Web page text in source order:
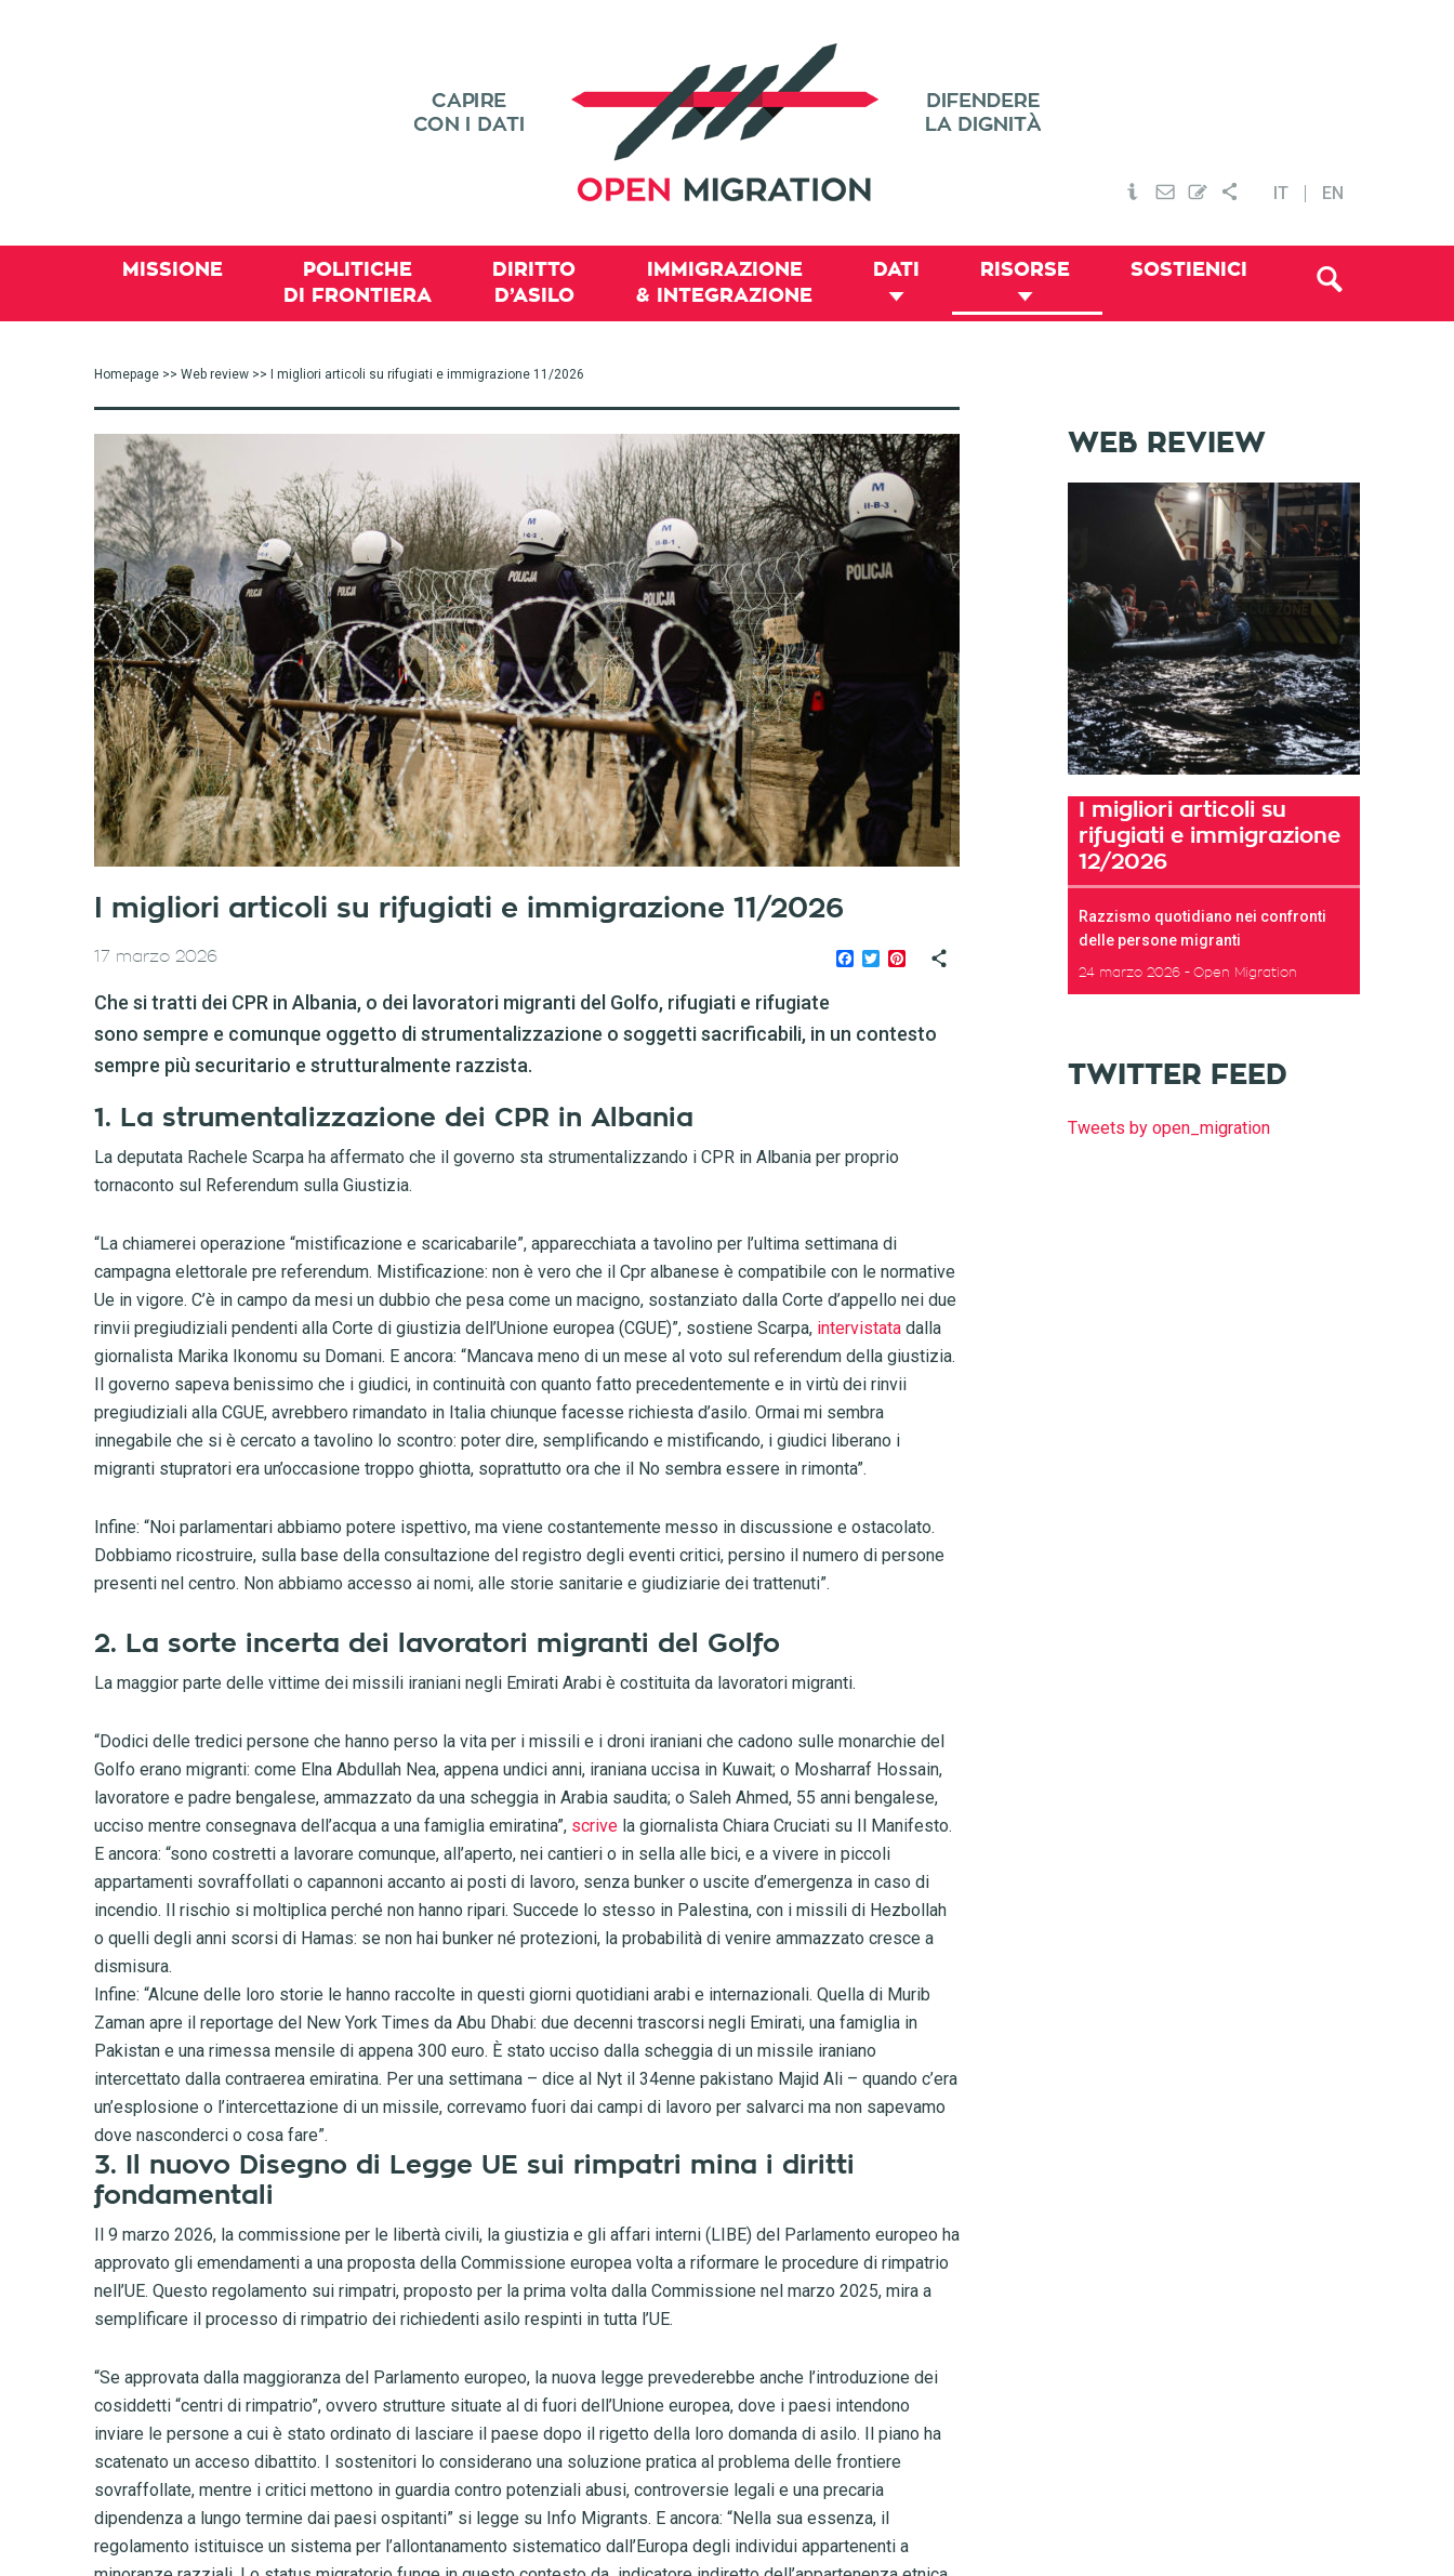
IT EN
MISSIONE
POLITICHE
DI FRONTIERA
DIRITTO
D’ASILO
IMMIGRAZIONE
& INTEGRAZIONE
DATI RISORSE SOSTIENICI
Homepage >> Web review >> I migliori articoli su rifugiati e immigrazione 11/2026
I migliori articoli su rifugiati e immigrazione 11/2026
Facebook
TwitterPinterest
17 marzo 2026
Che si tratti dei CPR in Albania, o dei lavoratori migranti del Golfo, rifugiati e rifugiate
sono sempre e comunque oggetto di strumentalizzazione o soggetti sacrificabili, in un contesto
sempre più securitario e strutturalmente razzista.
1. La strumentalizzazione dei CPR in Albania
La deputata Rachele Scarpa ha affermato che il governo sta strumentalizzando i CPR in Albania per proprio
tornaconto sul Referendum sulla Giustizia.
“La chiamerei operazione “mistificazione e scaricabarile”, apparecchiata a tavolino per l’ultima settimana di
campagna elettorale pre referendum. Mistificazione: non è vero che il Cpr albanese è compatibile con le normative
Ue in vigore. C’è in campo da mesi un dubbio che pesa come un macigno, sostanziato dalla Corte d’appello nei due
rinvii pregiudiziali pendenti alla Corte di giustizia dell’Unione europea (CGUE)”, sostiene Scarpa, intervistata dalla
giornalista Marika Ikonomu su Domani. E ancora: “Mancava meno di un mese al voto sul referendum della giustizia.
Il governo sapeva benissimo che i giudici, in continuità con quanto fatto precedentemente e in virtù dei rinvii
pregiudiziali alla CGUE, avrebbero rimandato in Italia chiunque facesse richiesta d’asilo. Ormai mi sembra
innegabile che si è cercato a tavolino lo scontro: poter dire, semplificando e mistificando, i giudici liberano i
migranti stupratori era un’occasione troppo ghiotta, soprattutto ora che il No sembra essere in rimonta”.
Infine: “Noi parlamentari abbiamo potere ispettivo, ma viene costantemente messo in discussione e ostacolato.
Dobbiamo ricostruire, sulla base della consultazione del registro degli eventi critici, persino il numero di persone
presenti nel centro. Non abbiamo accesso ai nomi, alle storie sanitarie e giudiziarie dei trattenuti”.
2. La sorte incerta dei lavoratori migranti del Golfo
La maggior parte delle vittime dei missili iraniani negli Emirati Arabi è costituita da lavoratori migranti.
“Dodici delle tredici persone che hanno perso la vita per i missili e i droni iraniani che cadono sulle monarchie del
Golfo erano migranti: come Elna Abdullah Nea, appena undici anni, iraniana uccisa in Kuwait; o Mosharraf Hossain,
lavoratore e padre bengalese, ammazzato da una scheggia in Arabia saudita; o Saleh Ahmed, 55 anni bengalese,
ucciso mentre consegnava dell’acqua a una famiglia emiratina”, scrive la giornalista Chiara Cruciati su Il Manifesto.
E ancora: “sono costretti a lavorare comunque, all’aperto, nei cantieri o in sella alle bici, e a vivere in piccoli
appartamenti sovraffollati o capannoni accanto ai posti di lavoro, senza bunker o uscite d’emergenza in caso di
incendio. Il rischio si moltiplica perché non hanno ripari. Succede lo stesso in Palestina, con i missili di Hezbollah
o quelli degli anni scorsi di Hamas: se non hai bunker né protezioni, la probabilità di venire ammazzato cresce a
dismisura.
Infine: “Alcune delle loro storie le hanno raccolte in questi giorni quotidiani arabi e internazionali. Quella di Murib
Zaman apre il reportage del New York Times da Abu Dhabi: due decenni trascorsi negli Emirati, una famiglia in
Pakistan e una rimessa mensile di appena 300 euro. È stato ucciso dalla scheggia di un missile iraniano
intercettato dalla contraerea emiratina. Per una settimana – dice al Nyt il 34enne pakistano Majid Ali – quando c’era
un’esplosione o l’intercettazione di un missile, correvamo fuori dai campi di lavoro per salvarci ma non sapevamo
dove nasconderci o cosa fare”.
3. Il nuovo Disegno di Legge UE sui rimpatri mina i diritti
fondamentali
Il 9 marzo 2026, la commissione per le libertà civili, la giustizia e gli affari interni (LIBE) del Parlamento europeo ha
approvato gli emendamenti a una proposta della Commissione europea volta a riformare le procedure di rimpatrio
nell’UE. Questo regolamento sui rimpatri, proposto per la prima volta dalla Commissione nel marzo 2025, mira a
semplificare il processo di rimpatrio dei richiedenti asilo respinti in tutta l’UE.
“Se approvata dalla maggioranza del Parlamento europeo, la nuova legge prevederebbe anche l’introduzione dei
cosiddetti “centri di rimpatrio”, ovvero strutture situate al di fuori dell’Unione europea, dove i paesi intendono
inviare le persone a cui è stato ordinato di lasciare il paese dopo il rigetto della loro domanda di asilo. Il piano ha
scatenato un acceso dibattito. I sostenitori lo considerano una soluzione pratica al problema delle frontiere
sovraffollate, mentre i critici mettono in guardia contro potenziali abusi, controversie legali e una precaria
dipendenza a lungo termine dai paesi ospitanti” si legge su Info Migrants. E ancora: “Nella sua essenza, il
regolamento istituisce un sistema per l’allontanamento sistematico dall’Europa degli individui appartenenti a
WEB REVIEW
I migliori articoli su
rifugiati e immigrazione
12/2026
Razzismo quotidiano nei confronti
delle persone migranti
24 marzo 2026 Open Migration
TWITTER FEED
Tweets by open_migration